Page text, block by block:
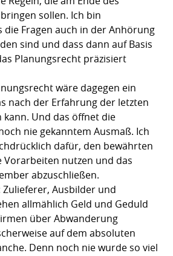
sollen. Ich bin
die Fragen auch in der Anhörung
sind und dass dann auf Basis
Planungsrecht präzisiert
wäre dagegen ein
nach der Erfahrung der letzten
kann. Und das öffnet die
nie gekanntem Ausmaß. Ich
dafür, den bewährten
Vorarbeiten nutzen und das
abzuschließen.
Ausbilder und
allmählich Geld und Geduld
über Abwanderung
auf dem absoluten
Denn noch nie wurde so viel